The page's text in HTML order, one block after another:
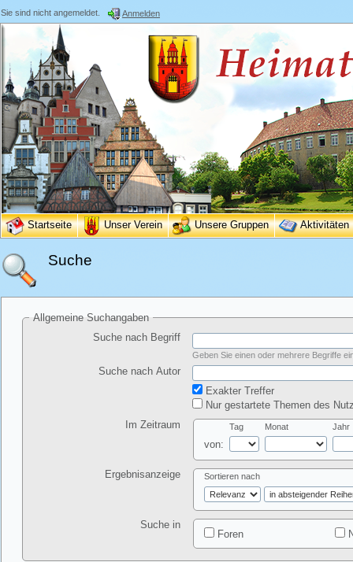
Sie sind nicht angemeldet. Anmelden
Startseite Unser Verein Unsere Gruppen Aktivitäten
Suche
Allgemeine Suchangaben
Suche nach Begriff
Geben Sie einen oder mehrere Begriffe
Suche nach Autor
Exakter Treffer
Nur gestartete Themen des
Im Zeitraum
von:
Tag Monat Jahr
Ergebnisanzeige Sortieren nach
Suche in
Foren